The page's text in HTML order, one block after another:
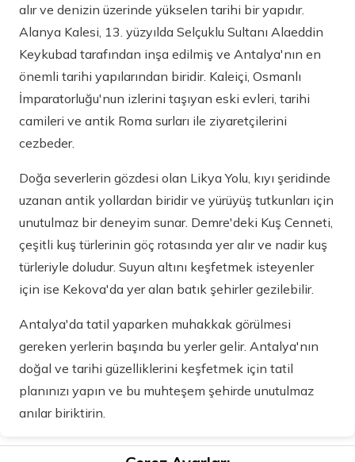
alır ve denizin üzerinde yükselen tarihi bir yapıdır.
Alanya Kalesi, 13. yüzyılda Selçuklu Sultanı Alaeddin
Keykubad tarafından inşa edilmiş ve Antalya'nın en
önemli tarihi yapılarından biridir. Kaleiçi, Osmanlı
İmparatorluğu'nun izlerini taşıyan eski evleri, tarihi
camileri ve antik Roma surları ile ziyaretçilerini
cezbeder.
Doğa severlerin gözdesi olan Likya Yolu, kıyı şeridinde
uzanan antik yollardan biridir ve yürüyüş tutkunları için
unutulmaz bir deneyim sunar. Demre'deki Kuş Cenneti,
çeşitli kuş türlerinin göç rotasında yer alır ve nadir kuş
türleriyle doludur. Suyun altını keşfetmek isteyenler
için ise Kekova'da yer alan batık şehirler gezilebilir.
Antalya'da tatil yaparken muhakkak görülmesi
gereken yerlerin başında bu yerler gelir. Antalya'nın
doğal ve tarihi güzelliklerini keşfetmek için tatil
planınızı yapın ve bu muhteşem şehirde unutulmaz
anılar biriktirin.